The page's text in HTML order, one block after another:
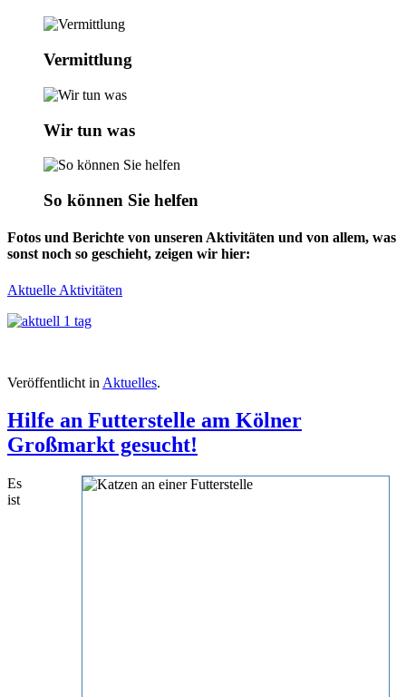
Vermittlung
Wir tun was
So können Sie helfen
Fotos und Berichte von unseren Aktivitäten und von allem, was
sonst noch so geschieht, zeigen wir hier:
Aktuelle Aktivitäten
Veröffentlicht in Aktuelles.
Hilfe an Futterstelle am Kölner
Großmarkt gesucht!
Es
ist